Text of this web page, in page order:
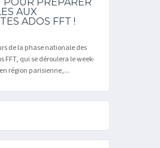
AUX
ADOS FFT !
de la phase nationale des
FFT, qui se déroulera le week-
région parisienne,...